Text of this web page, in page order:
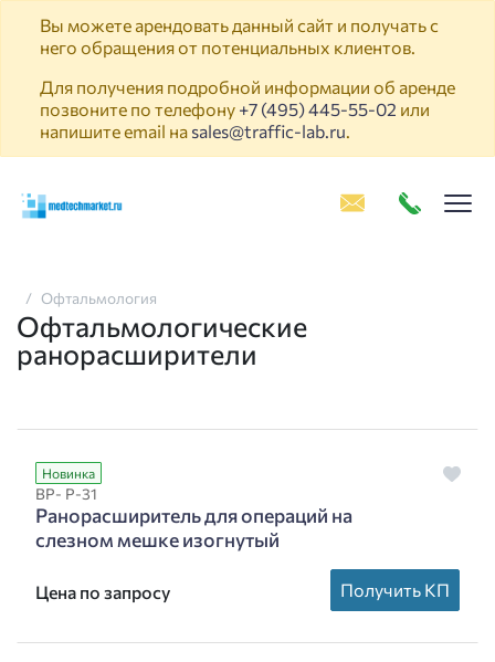
Вы можете арендовать данный сайт и получать с
него обращения от потенциальных клиентов.
Для получения подробной информации об аренде
позвоните по телефону +7 (495) 445-55-02 или
напишите email на sales@traffic-lab.ru.
Офтальмология
Офтальмологические
ранорасширители
Новинка
ВР- Р-31
Ранорасширитель для операций на
слезном мешке изогнутый
Цена по запросу Получить КП